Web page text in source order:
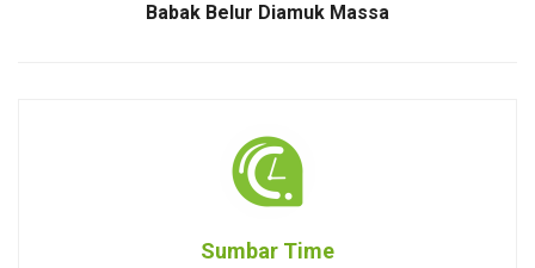
Babak Belur Diamuk Massa
Sumbar Time